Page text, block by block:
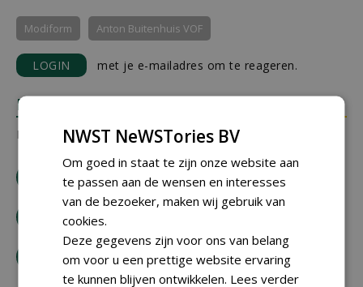
Modiform Anton Buitenhuis VOF
LOGIN met je e-mailadres om te reageren.
REACTIES
Er zijn nog geen reacties.
download artikel
bestel tijdschrift
tip de redactie
NWST NeWSTories BV
Om goed in staat te zijn onze website aan
te passen aan de wensen en interesses
van de bezoeker, maken wij gebruik van
cookies.
Deze gegevens zijn voor ons van belang
om voor u een prettige website ervaring
te kunnen blijven ontwikkelen. Lees verder